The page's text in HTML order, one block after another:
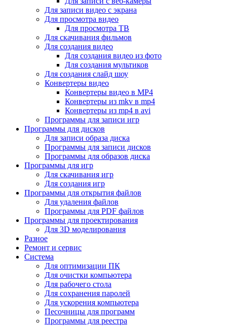
Для записи видео с экрана
Для просмотра видео
Для просмотра ТВ
Для скачивания фильмов
Для создания видео
Для создания видео из фото
Для создания мультиков
Для создания слайд шоу
Конвертеры видео
Конвертеры видео в MP4
Конвертеры из mkv в mp4
Конвертеры из mp4 в avi
Программы для записи игр
Программы для дисков
Для записи образа диска
Программы для записи дисков
Программы для образов диска
Программы для игр
Для скачивания игр
Для создания игр
Программы для открытия файлов
Для удаления файлов
Программы для PDF файлов
Программы для проектирования
Для 3D моделирования
Разное
Ремонт и сервис
Система
Для оптимизации ПК
Для очистки компьютера
Для рабочего стола
Для сохранения паролей
Для ускорения компьютера
Песочницы для программ
Программы для реестра